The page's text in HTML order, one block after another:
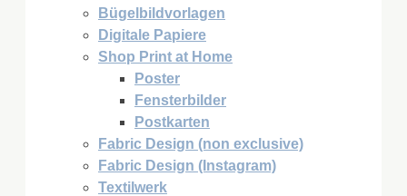
Bügelbildvorlagen
Digitale Papiere
Shop Print at Home
Poster
Fensterbilder
Postkarten
Fabric Design (non exclusive)
Fabric Design (Instagram)
Textilwerk